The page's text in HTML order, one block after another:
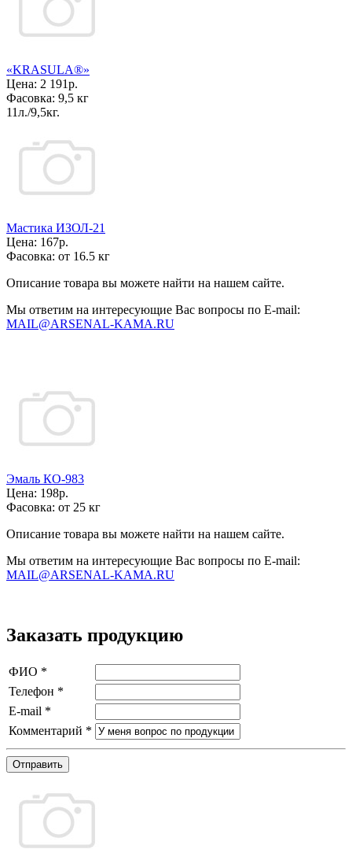
«KRASULA®»
Цена: 2 191р.
Фасовка: 9,5 кг
11л./9,5кг.
Мастика ИЗОЛ-21
Цена: 167р.
Фасовка: от 16.5 кг
Описание товара вы можете найти на нашем сайте.
Мы ответим на интересующие Вас вопросы по E-mail:
MAIL@ARSENAL-KAMA.RU
Эмаль КО-983
Цена: 198р.
Фасовка: от 25 кг
Описание товара вы можете найти на нашем сайте.
Мы ответим на интересующие Вас вопросы по E-mail:
MAIL@ARSENAL-KAMA.RU
Заказать продукцию
ФИО *
Телефон *
E-mail *
Комментарий *
Отправить